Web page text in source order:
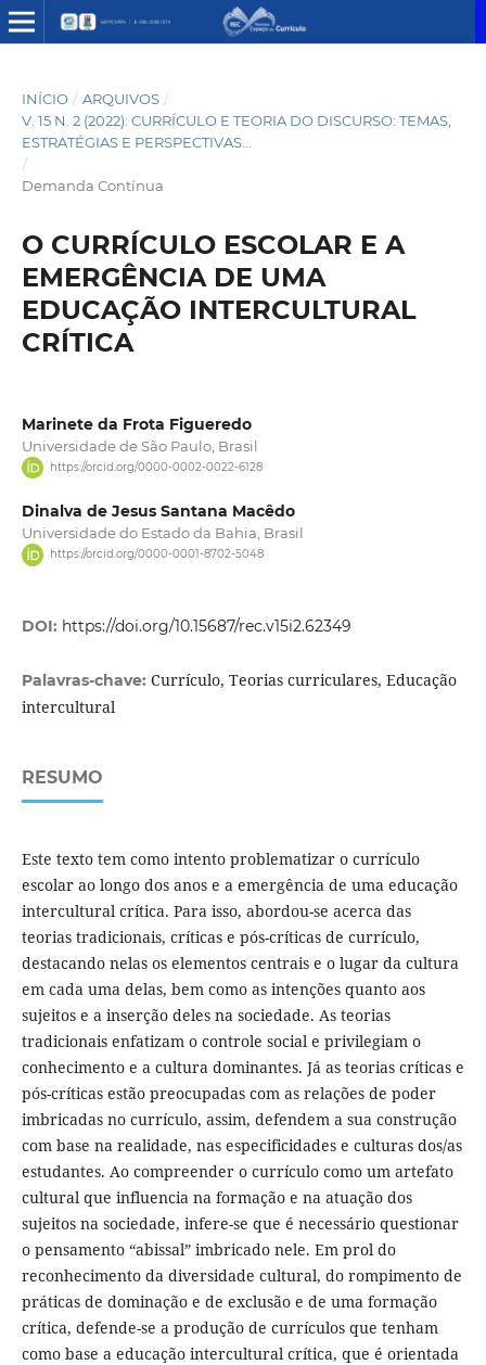
INÍCIO / ARQUIVOS /
V. 15 N. 2 (2022): CURRÍCULO E TEORIA DO DISCURSO: TEMAS,
ESTRATÉGIAS E PERSPECTIVAS...
/
Demanda Contínua
O CURRÍCULO ESCOLAR E A
EMERGÊNCIA DE UMA
EDUCAÇÃO INTERCULTURAL
CRÍTICA
Marinete da Frota Figueredo
Universidade de São Paulo, Brasil
https://orcid.org/0000-0002-0022-6128
Dinalva de Jesus Santana Macêdo
Universidade do Estado da Bahia, Brasil
https://orcid.org/0000-0001-8702-5048
DOI: https://doi.org/10.15687/rec.v15i2.62349
Palavras-chave: Currículo, Teorias curriculares, Educação
intercultural
RESUMO
Este texto tem como intento problematizar o currículo
escolar ao longo dos anos e a emergência de uma educação
intercultural crítica. Para isso, abordou-se acerca das
teorias tradicionais, críticas e pós-críticas de currículo,
destacando nelas os elementos centrais e o lugar da cultura
em cada uma delas, bem como as intenções quanto aos
sujeitos e a inserção deles na sociedade. As teorias
tradicionais enfatizam o controle social e privilegiam o
conhecimento e a cultura dominantes. Já as teorias críticas e
pós-críticas estão preocupadas com as relações de poder
imbricadas no currículo, assim, defendem a sua construção
com base na realidade, nas especificidades e culturas dos/as
estudantes. Ao compreender o currículo como um artefato
cultural que influencia na formação e na atuação dos
sujeitos na sociedade, infere-se que é necessário questionar
o pensamento “abissal” imbricado nele. Em prol do
reconhecimento da diversidade cultural, do rompimento de
práticas de dominação e de exclusão e de uma formação
crítica, defende-se a produção de currículos que tenham
como base a educação intercultural crítica, que é orientada